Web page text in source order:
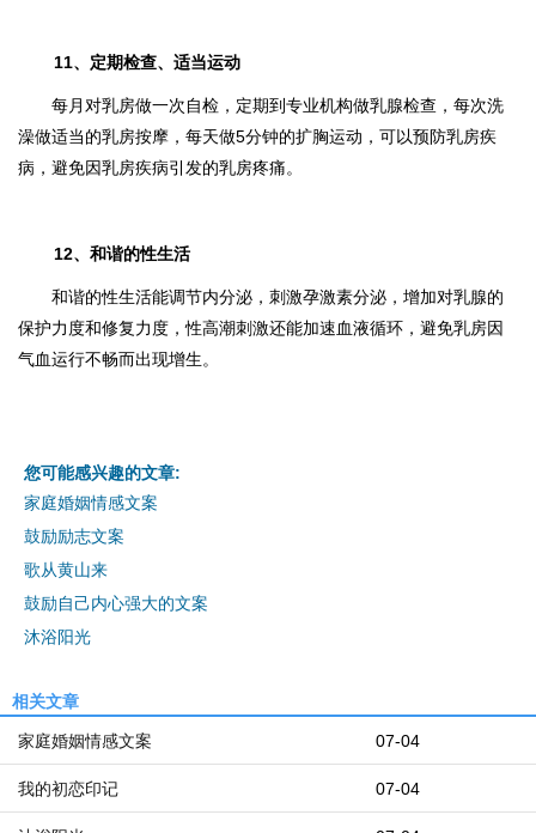
11、定期检查、适当运动
每月对乳房做一次自检，定期到专业机构做乳腺检查，每次洗
澡做适当的乳房按摩，每天做5分钟的扩胸运动，可以预防乳房疾
病，避免因乳房疾病引发的乳房疼痛。
12、和谐的性生活
和谐的性生活能调节内分泌，刺激孕激素分泌，增加对乳腺的
保护力度和修复力度，性高潮刺激还能加速血液循环，避免乳房因
气血运行不畅而出现增生。
您可能感兴趣的文章:
家庭婚姻情感文案
鼓励励志文案
歌从黄山来
鼓励自己内心强大的文案
沐浴阳光
相关文章
07-04
家庭婚姻情感文案
07-04
我的初恋印记